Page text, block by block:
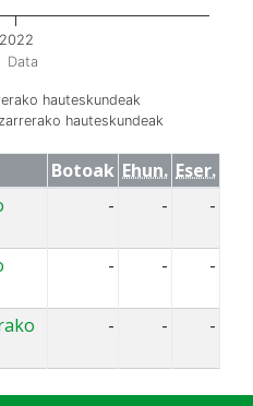
Data
hauteskundeak
hauteskundeak
2022
Botoak Ehun. Eser.
- - -
- - -
- - -